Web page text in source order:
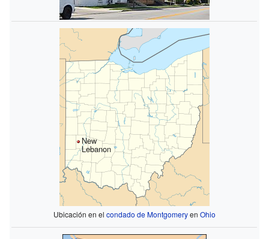
New
Lebanon
Ubicación en el condado de Montgomeryen Ohio